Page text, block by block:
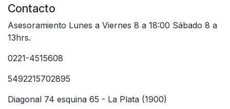
Contacto
Asesoramiento Lunes a Viernes 8 a 18:00 Sábado 8 a
13hrs.
0221-4515608
5492215702895
Diagonal 74 esquina 65 - La Plata (1900)